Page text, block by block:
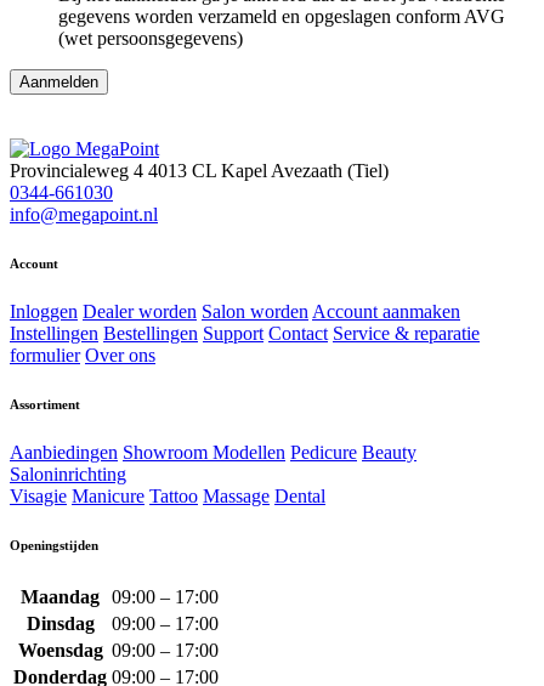
gegevens worden verzameld en opgeslagen conform AVG
(wet persoonsgegevens)
Provincialeweg 4 4013 CL Kapel Avezaath (Tiel)
0344-661030
info@megapoint.nl
Account
Inloggen Dealer worden Salon worden Account aanmaken
Instellingen Bestellingen Support Contact Service & reparatie
formulier Over ons
Assortiment
Aanbiedingen Showroom Modellen Pedicure Beauty
Saloninrichting
Visagie Manicure Tattoo Massage Dental
Openingstijden
Maandag 09:00 – 17:00
Dinsdag
09:00 – 17:00
Woensdag 09:00 – 17:00
Donderdag 09:00 – 17:00